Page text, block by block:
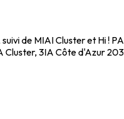
de MIAI Cluster et Hi !
Cluster, 3IA Côte d'Azur